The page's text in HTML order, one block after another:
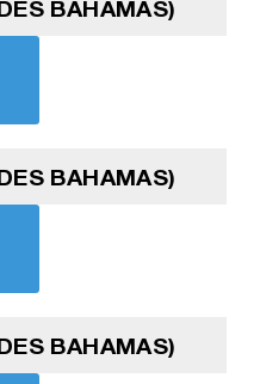
BAHAMAS)
BAHAMAS)
BAHAMAS)